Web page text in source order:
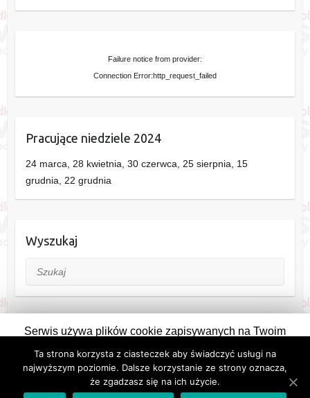
Failure notice from provider:
Connection Error:http_request_failed
Pracujące niedziele 2024
24 marca, 28 kwietnia, 30 czerwca, 25 sierpnia, 15
grudnia, 22 grudnia
Wyszukaj
Szukaj
Siedlce Colorlib Powered by
WordPress
Kontakt ,Reklama, Polityka prywatności i plików cookie
Serwis używa plików cookie zapisywanych na Twoim
komputerze. Pozostając na stronie wyrażasz na to zgodę.
Zmieniając ustawienia przeglądarki można zablokować ich
zapisywanie.
Zgadzam się
Ta strona korzysta z ciasteczek aby świadczyć usługi na
najwyższym poziomie. Dalsze korzystanie ze strony oznacza,
że zgadzasz się na ich użycie.